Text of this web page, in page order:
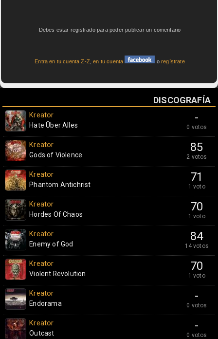
Debes estar registrado para poder publicar un comentario
Entra en tu cuenta Z-Z ,en tu cuenta oregístrate
DISCOGRAFÍA
-
0 votos
Kreator
Hate Über Alles
85
2 votos
Kreator
Gods of Violence
71
1 voto
Kreator
Phantom Antichrist
70
1 voto
Kreator
Hordes Of Chaos
84
14 votos
Kreator
Enemy of God
70
1 voto
Kreator
Violent Revolution
-
0 votos
Kreator
Endorama
-
0 votos
Kreator
Outcast